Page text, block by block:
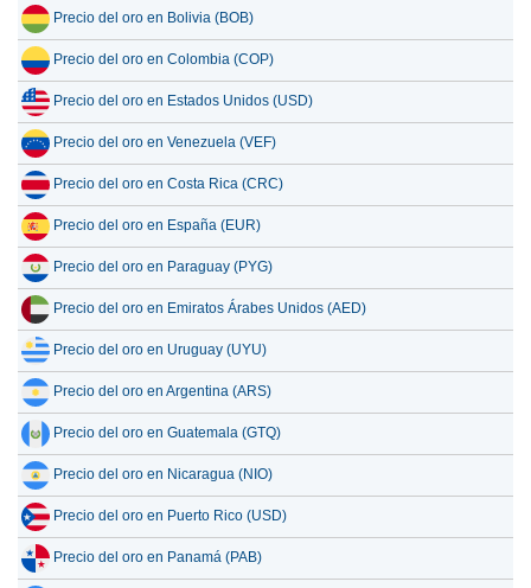
Precio del oro en Bolivia (BOB)
Precio del oro en Colombia (COP)
Precio del oro en Estados Unidos (USD)
Precio del oro en Venezuela (VEF)
Precio del oro en Costa Rica (CRC)
Precio del oro en España (EUR)
Precio del oro en Paraguay (PYG)
Precio del oro en Emiratos Árabes Unidos (AED)
Precio del oro en Uruguay (UYU)
Precio del oro en Argentina (ARS)
Precio del oro en Guatemala (GTQ)
Precio del oro en Nicaragua (NIO)
Precio del oro en Puerto Rico (USD)
Precio del oro en Panamá (PAB)